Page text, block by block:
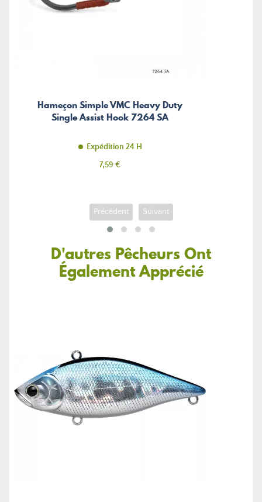
Hameçon Simple VMC Heavy Duty
Single Assist Hook 7264 SA
Expédition 24 H
Prix
7,59 €
Précédent Suivant
D'autres Pêcheurs Ont
Également Apprécié